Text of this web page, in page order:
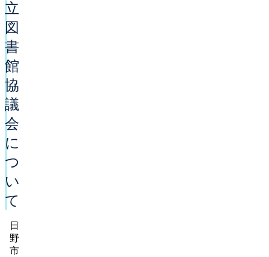
立
図
書
館
協
議
会
に
つ
い
て
日
野
市